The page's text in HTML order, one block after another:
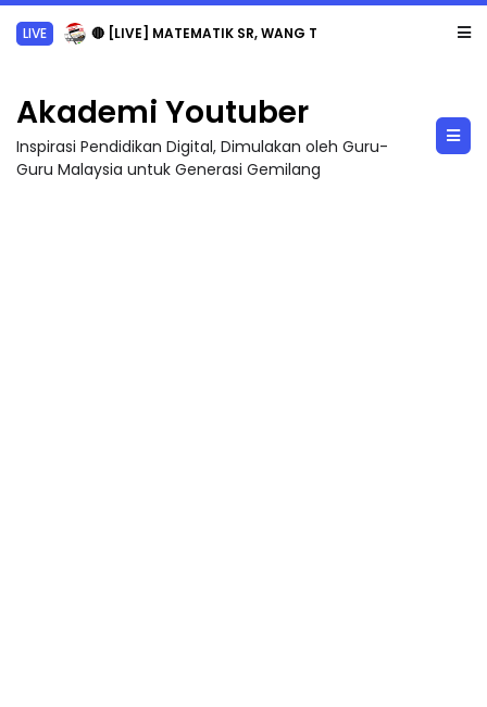
LIVE 🔴 [LIVE] MATEMATIK SR, WANG TAHUN 6 OLEH CIKGU ANITA #ALLINONE #141 #...
Akademi Youtuber
Inspirasi Pendidikan Digital, Dimulakan oleh Guru-
Guru Malaysia untuk Generasi Gemilang